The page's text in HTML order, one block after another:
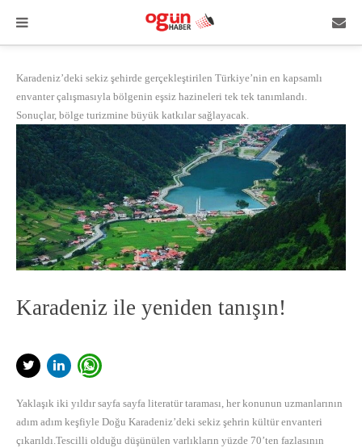
Karadeniz’deki sekiz şehirde gerçekleştirilen Türkiye’nin en kapsamlı
envanter çalışmasıyla bölgenin eşsiz hazineleri tek tek tanımlandı.
Sonuçlar, bölge turizmine büyük katkılar sağlayacak.
Karadeniz ile yeniden tanışın!
Yaklaşık iki yıldır sayfa sayfa literatür taraması, her konunun uzmanlarının
adım adım keşfiyle Doğu Karadeniz’deki sekiz şehrin kültür envanteri
çıkarıldı.Tescilli olduğu düşünülen varlıkların yüzde 70’ten fazlasının